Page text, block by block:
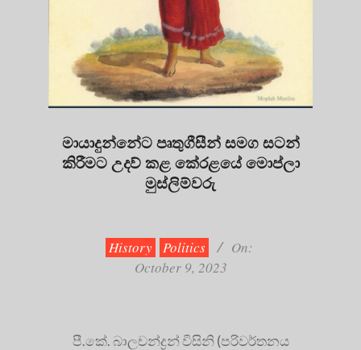
මායාදුන්නේට පෘතුගීසීන් සමග සටන්
කිරීමට උදව් කළ කේරළයේ මොප්ලා
මුස්ලිම්වරු
History Politics
On:
October 9, 2023
පී.කේ. බාලචන්ද්‍රන් විසිනි (පරිවර්තනය